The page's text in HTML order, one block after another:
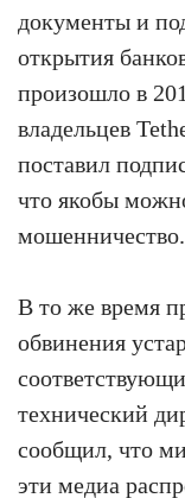
документы и
открытия
произошло в
владельцев
поставил
что якобы
мошенничество.
В то же время
обвинения
технический
сообщил, что
эти медиа